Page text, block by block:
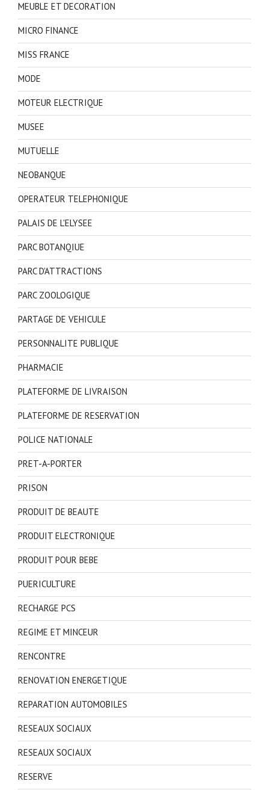
MEUBLE ET DECORATION
MICRO FINANCE
MISS FRANCE
MODE
MOTEUR ELECTRIQUE
MUSEE
MUTUELLE
NEOBANQUE
OPERATEUR TELEPHONIQUE
PALAIS DE L'ELYSEE
PARC BOTANQIUE
PARC D'ATTRACTIONS
PARC ZOOLOGIQUE
PARTAGE DE VEHICULE
PERSONNALITE PUBLIQUE
PHARMACIE
PLATEFORME DE LIVRAISON
PLATEFORME DE RESERVATION
POLICE NATIONALE
PRET-A-PORTER
PRISON
PRODUIT DE BEAUTE
PRODUIT ELECTRONIQUE
PRODUIT POUR BEBE
PUERICULTURE
RECHARGE PCS
REGIME ET MINCEUR
RENCONTRE
RENOVATION ENERGETIQUE
REPARATION AUTOMOBILES
RESEAUX SOCIAUX
RESEAUX SOCIAUX
RESERVE